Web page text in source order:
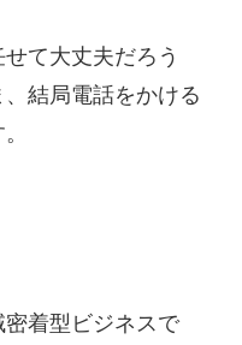
て大丈夫だろう
結局電話をかける
着型ビジネスで